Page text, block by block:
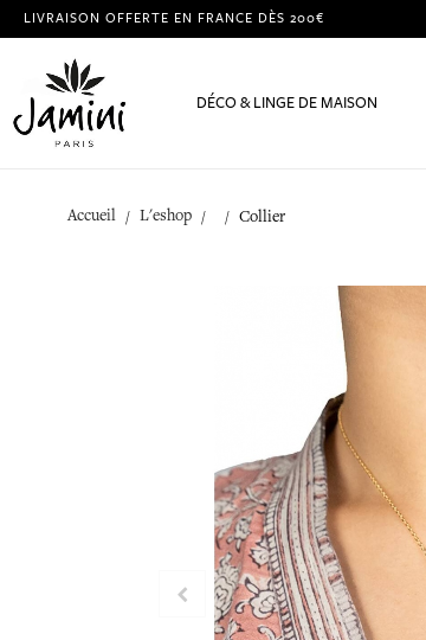
LIVRAISON OFFERTE EN FRANCE DÈS 200€
DÉCO & LINGE DE MAISON
Accueil L'eshop Collier